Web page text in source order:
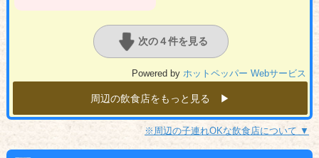
次の４件を見る
Powered byホットペッパー Webサービス
周辺の飲食店をもっと見る ▶︎
※周辺の子連れOKな飲食店について ▼